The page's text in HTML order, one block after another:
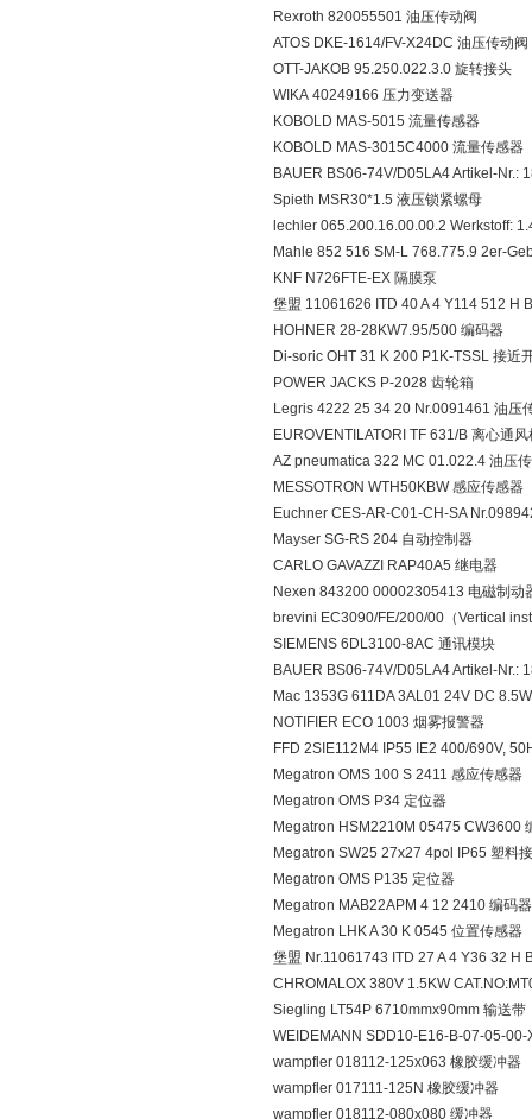
Rexroth 820055501 油压传动阀
ATOS DKE-1614/FV-X24DC 油压传动阀
OTT-JAKOB 95.250.022.3.0 旋转接头
WIKA 40249166 压力变送器
KOBOLD MAS-5015 流量传感器
KOBOLD MAS-3015C4000 流量传感器
BAUER BS06-74V/D05LA4 Artikel-Nr.:
Spieth MSR30*1.5 液压锁紧螺母
lechler 065.200.16.00.00.2 Werkstoff:
Mahle 852 516 SM-L 768.775.9 2er-
KNF N726FTE-EX 隔膜泵
堡盟 11061626 ITD 40 A 4 Y114 512 H
HOHNER 28-28KW7.95/500 编码器
Di-soric OHT 31 K 200 P1K-TSSL 接近
POWER JACKS P-2028 齿轮箱
Legris 4222 25 34 20 Nr.0091461 油压
EUROVENTILATORI TF 631/B 离心通风
AZ pneumatica 322 MC 01.022.4 油压
MESSOTRON WTH50KBW 感应传感器
Euchner CES-AR-C01-CH-SA
Mayser SG-RS 204 自动控制器
CARLO GAVAZZI RAP40A5 继电器
Nexen 843200 00002305413 电磁制动
brevini EC3090/FE/200/00（Vertical
SIEMENS 6DL3100-8AC 通讯模块
BAUER BS06-74V/D05LA4 Artikel-Nr.:
Mac 1353G 611DA 3AL01 24V DC
NOTIFIER ECO 1003 烟雾报警器
FFD 2SIE112M4 IP55 IE2 400/690V,
Megatron OMS 100 S 2411 感应传感器
Megatron OMS P34 定位器
Megatron HSM2210M 05475 CW3600
Megatron SW25 27x27 4pol IP65 塑料
Megatron OMS P135 定位器
Megatron MAB22APM 4 12 2410 编码器
Megatron LHK A 30 K 0545 位置传感器
堡盟 Nr.11061743 ITD 27 A 4 Y36 32 H
CHROMALOX 380V 1.5KW
Siegling LT54P 6710mmx90mm 输送带
WEIDEMANN SDD10-E16-B-07-05-
wampfler 018112-125x063 橡胶缓冲器
wampfler 017111-125N 橡胶缓冲器
wampfler 018112-080x080 缓冲器